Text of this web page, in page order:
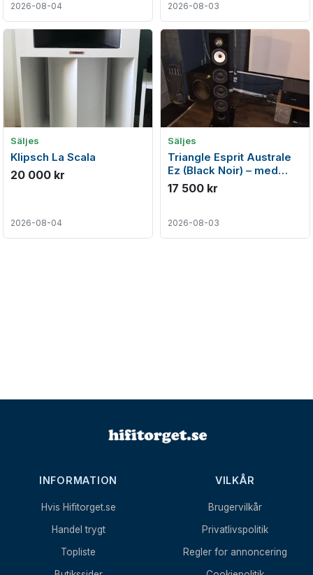
2026-08-04 2026-08-03
Säljes
Klipsch La Scala
20 000 kr
2026-08-04
Säljes
Triangle Esprit Australe
Ez (Black Noir) – med
originalemballage
17 500 kr
2026-08-03
INFORMATION
Hvis Hifitorget.se
Handel trygt
Topliste
VILKÅR
Brugervilkår
Privatlivspolitik
Regler for annoncering